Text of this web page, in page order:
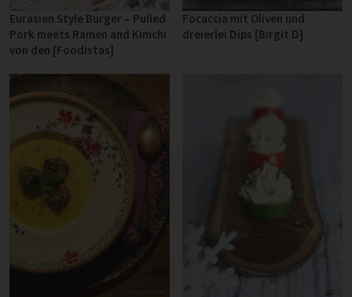
Eurasien Style Burger – Pul­led
Pork meets Ramen and Kimchi
von den [Foodistas]
Focaccia mit Oliven und
dreierlei Dips [Birgit D]